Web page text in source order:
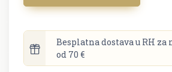
Besplatna dostava u RH za
od 70 €